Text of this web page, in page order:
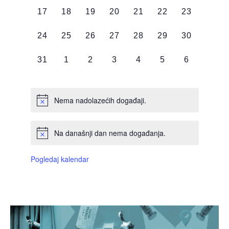
0
17
0
18
0
19
0
20
0
21
0
22
0
23
0
24
0
25
0
26
0
27
0
28
0
29
0
30
0
31
0
1
0
2
0
3
0
4
0
5
0
6
Nema nadolazećih događaji.
Na današnji dan nema događanja.
Pogledaj kalendar